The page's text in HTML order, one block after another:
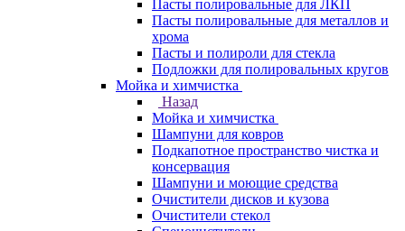
Пасты полировальные для ЛКП
Пасты полировальные для металлов и
хрома
Пасты и полироли для стекла
Подложки для полировальных кругов
Мойка и химчистка
Назад
Мойка и химчистка
Шампуни для ковров
Подкапотное пространство чистка и
консервация
Шампуни и моющие средства
Очистители дисков и кузова
Очистители стекол